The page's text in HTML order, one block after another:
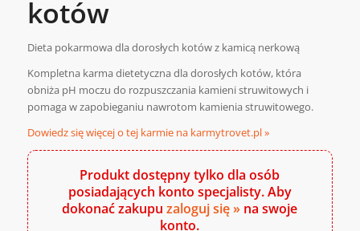
kotów
Dieta pokarmowa dla dorosłych kotów z kamicą nerkową
Kompletna karma dietetyczna dla dorosłych kotów, która
obniża pH moczu do rozpuszczania kamieni struwitowych i
pomaga w zapobieganiu nawrotom kamienia struwitowego.
Dowiedz się więcej o tej karmie na karmytrovet.pl »
Produkt dostępny tylko dla osób
posiadających konto specjalisty. Aby
dokonać zakupuzaloguj się » na swoje
konto.